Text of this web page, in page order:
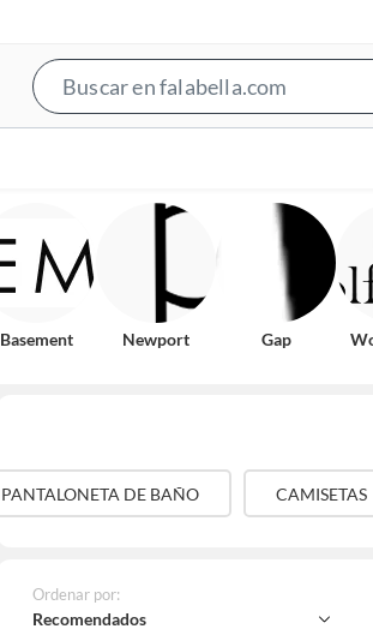
Basement Newport Gap
PANTALONETA DE BAÑO CAMISETAS
Ordenar por:
Recomendados